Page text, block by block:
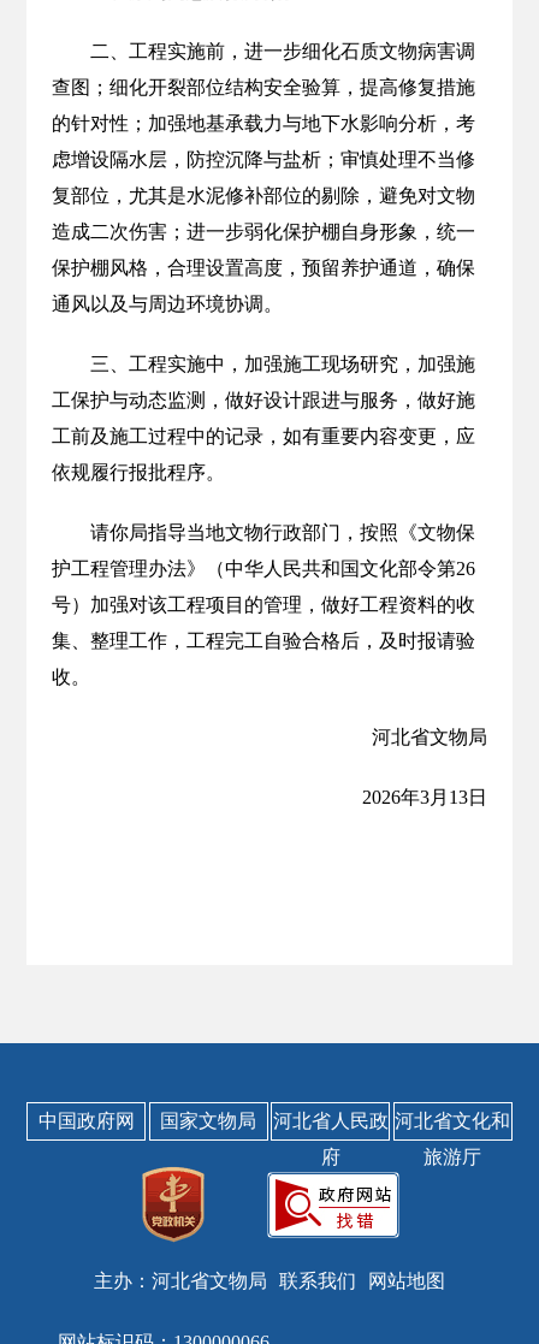
二、工程实施前，进一步细化石质文物病害调
查图；细化开裂部位结构安全验算，提高修复措施
的针对性；加强地基承载力与地下水影响分析，考
虑增设隔水层，防控沉降与盐析；审慎处理不当修
复部位，尤其是水泥修补部位的剔除，避免对文物
造成二次伤害；进一步弱化保护棚自身形象，统一
保护棚风格，合理设置高度，预留养护通道，确保
通风以及与周边环境协调。
三、工程实施中，加强施工现场研究，加强施
工保护与动态监测，做好设计跟进与服务，做好施
工前及施工过程中的记录，如有重要内容变更，应
依规履行报批程序。
请你局指导当地文物行政部门，按照《文物保
护工程管理办法》（中华人民共和国文化部令第26
号）加强对该工程项目的管理，做好工程资料的收
集、整理工作，工程完工自验合格后，及时报请验
收。
河北省文物局
2026年3月13日
中国政府网 国家文物局
河北省人民政
府
河北省文化和
旅游厅
主办：河北省文物局 联系我们 网站地图